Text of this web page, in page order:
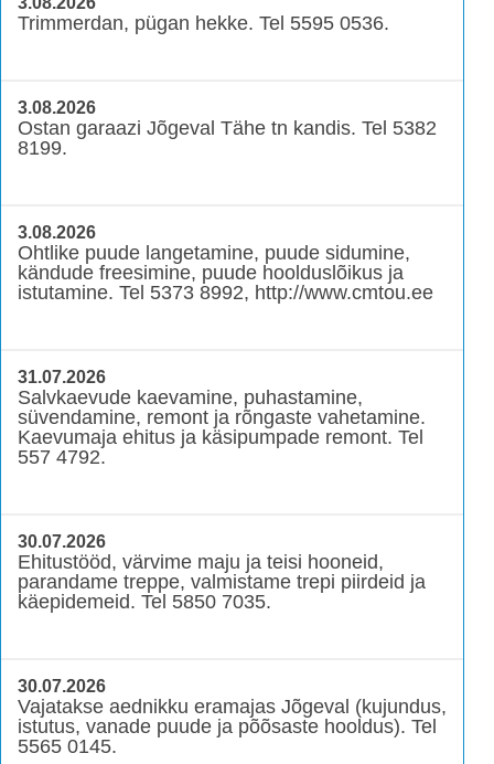
Trimmerdan, pügan hekke. Tel 5595 0536.
3.08.2026
Ostan garaazi Jõgeval Tähe tn kandis. Tel 5382
8199.
3.08.2026
Ohtlike puude langetamine, puude sidumine,
kändude freesimine, puude hoolduslõikus ja
istutamine. Tel 5373 8992, http://www.cmtou.ee
31.07.2026
Salvkaevude kaevamine, puhastamine,
süvendamine, remont ja rõngaste vahetamine.
Kaevumaja ehitus ja käsipumpade remont. Tel
557 4792.
30.07.2026
Ehitustööd, värvime maju ja teisi hooneid,
parandame treppe, valmistame trepi piirdeid ja
käepidemeid. Tel 5850 7035.
30.07.2026
Vajatakse aednikku eramajas Jõgeval (kujundus,
istutus, vanade puude ja põõsaste hooldus). Tel
5565 0145.